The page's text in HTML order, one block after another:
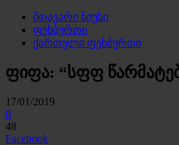
მთავარი ნიუსი
ფეხბურთი
ქართული ფეხბურთი
ფიფა: “სფფ
17/01/2019
0
48
Facebook